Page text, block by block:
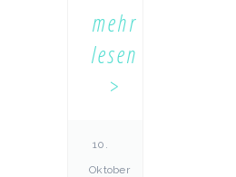
mehr
lesen
10.
Oktober